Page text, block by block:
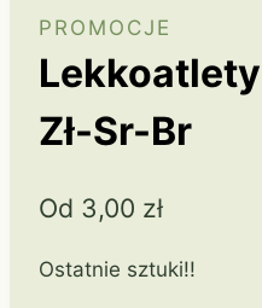
PROMOCJE
Zł-Sr-Br
Od 3,00 zł
Ostatnie sztuki!!